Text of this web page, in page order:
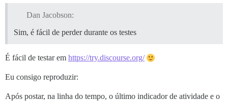
Dan Jacobson:
Sim, é fácil de perder durante os testes
É fácil de testar em https://try.discourse.org/
Eu consigo reproduzir:
Após postar, na linha do tempo, o último indicador de atividade e o